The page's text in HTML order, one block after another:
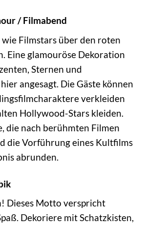
/ Filmabend
wie Filmstars über den roten
Eine glamouröse Dekoration
Sternen und
angesagt. Die Gäste können
verkleiden
Hollywood-Stars kleiden.
die nach berühmten Filmen
die Vorführung eines Kultfilms
abrunden.
Dieses Motto verspricht
Dekoriere mit Schatzkisten,